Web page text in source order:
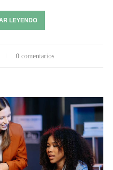
LEYENDO
0 comentarios